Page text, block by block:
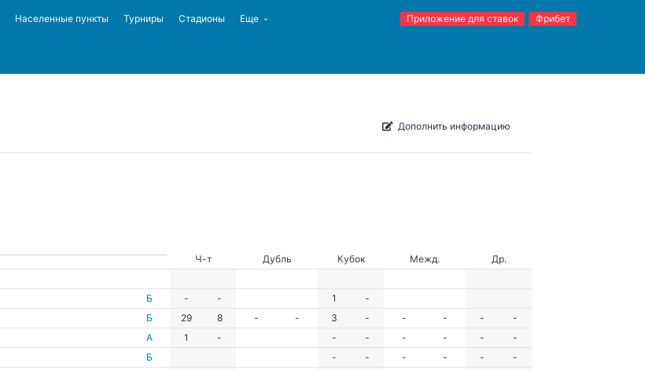
Населенные пункты Турниры Стадионы Еще Приложение для ставок Фрибет
Дополнить информацию
Ч-т Дубль Кубок Межд.
Др.
Б - - 1
-
Б 29 8 - - 3 - - - -
-
А 1 - - - - - -
-
Б - - - - -
-